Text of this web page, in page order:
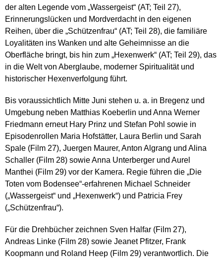
der alten Legende vom „Wassergeist“ (AT; Teil 27),
Erinnerungslücken und Mordverdacht in den eigenen
Reihen, über die „Schützenfrau“ (AT; Teil 28), die familiäre
Loyalitäten ins Wanken und alte Geheimnisse an die
Oberfläche bringt, bis hin zum „Hexenwerk“ (AT; Teil 29), das
in die Welt von Aberglaube, moderner Spiritualität und
historischer Hexenverfolgung führt.
Bis voraussichtlich Mitte Juni stehen u. a. in Bregenz und
Umgebung neben Matthias Koeberlin und Anna Werner
Friedmann erneut Hary Prinz und Stefan Pohl sowie in
Episodenrollen Maria Hofstätter, Laura Berlin und Sarah
Spale (Film 27), Juergen Maurer, Anton Algrang und Alina
Schaller (Film 28) sowie Anna Unterberger und Aurel
Manthei (Film 29) vor der Kamera. Regie führen die „Die
Toten vom Bodensee“-erfahrenen Michael Schneider
(„Wassergeist“ und „Hexenwerk“) und Patricia Frey
(„Schützenfrau“).
Für die Drehbücher zeichnen Sven Halfar (Film 27),
Andreas Linke (Film 28) sowie Jeanet Pfitzer, Frank
Koopmann und Roland Heep (Film 29) verantwortlich. Die